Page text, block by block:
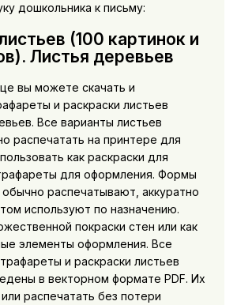
дошкольника к письму:
(100 картинок и
Листья деревьев
вы можете скачать и
и раскраски листьев
Все варианты листьев
распечатать на принтере для
как раскраски для
для оформления. Формы
распечатывают, аккуратно
используют по назначению.
покраски стен или как
элементы оформления. Все
и раскраски листьев
в векторном формате PDF. Их
распечатать без потери